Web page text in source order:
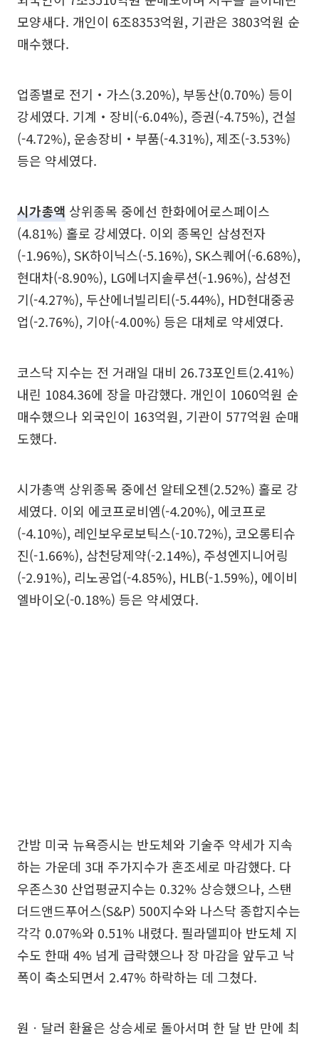
모양새다. 개인이 6조8353억원, 기관은 3803억원 순
매수했다.
업종별로 전기‧가스(3.20%), 부동산(0.70%) 등이
강세였다. 기계‧장비(-6.04%), 증권(-4.75%), 건설
(-4.72%), 운송장비‧부품(-4.31%), 제조(-3.53%)
등은 약세였다.
시가총액 상위종목 중에선 한화에어로스페이스
(4.81%) 홀로 강세였다. 이외 종목인 삼성전자
(-1.96%), SK하이닉스(-5.16%), SK스퀘어(-6.68%),
현대차(-8.90%), LG에너지솔루션(-1.96%), 삼성전
기(-4.27%), 두산에너빌리티(-5.44%), HD현대중공
업(-2.76%), 기아(-4.00%) 등은 대체로 약세였다.
코스닥 지수는 전 거래일 대비 26.73포인트(2.41%)
내린 1084.36에 장을 마감했다. 개인이 1060억원 순
매수했으나 외국인이 163억원, 기관이 577억원 순매
도했다.
시가총액 상위종목 중에선 알테오젠(2.52%) 홀로 강
세였다. 이외 에코프로비엠(-4.20%), 에코프로
(-4.10%), 레인보우로보틱스(-10.72%), 코오롱티슈
진(-1.66%), 삼천당제약(-2.14%), 주성엔지니어링
(-2.91%), 리노공업(-4.85%), HLB(-1.59%), 에이비
엘바이오(-0.18%) 등은 약세였다.
간밤 미국 뉴욕증시는 반도체와 기술주 약세가 지속
하는 가운데 3대 주가지수가 혼조세로 마감했다. 다
우존스30 산업평균지수는 0.32% 상승했으나, 스탠
더드앤드푸어스(S&P) 500지수와 나스닥 종합지수는
각각 0.07%와 0.51% 내렸다. 필라델피아 반도체 지
수도 한때 4% 넘게 급락했으나 장 마감을 앞두고 낙
폭이 축소되면서 2.47% 하락하는 데 그쳤다.
원ㆍ달러 환율은 상승세로 돌아서며 한 달 반 만에 최